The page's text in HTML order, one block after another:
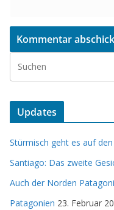
Updates
Stürmisch geht es auf
Santiago: Das zweite
Auch der Norden
Patagonien 23. Februar